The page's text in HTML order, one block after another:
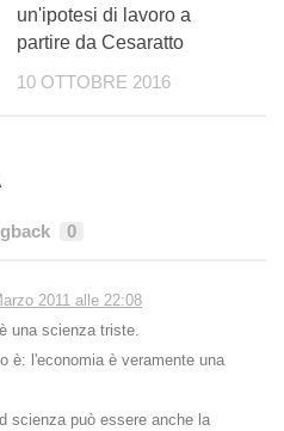
un'ipotesi di lavoro a
partire da Cesaratto
10 OTTOBRE 2016
0
2011 alle 22:08
una scienza triste.
è: l'economia è veramente una
scienza può essere anche la